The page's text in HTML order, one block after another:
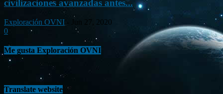
civilizaciones avanzadas antes...
Exploración OVNI
Jun 27, 2020
0
Me gusta Exploración OVNI
Translate website